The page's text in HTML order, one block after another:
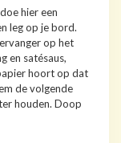
hier een
leg op je bord.
op het
en satésaus,
hoort op dat
de volgende
houden. Doop